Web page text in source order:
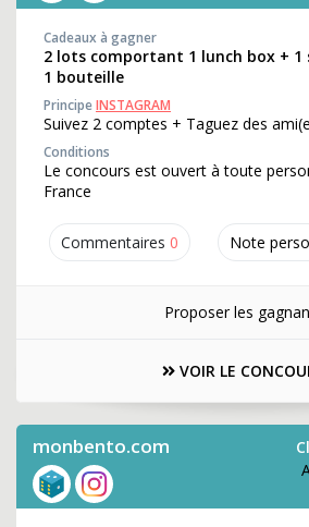
Commentaires 0 Note perso
Cadeaux à gagner
2 lots comportant 1 lunch box + 1
1 bouteille
PrincipeINSTAGRAM
Suivez 2 comptes + Taguez des
Conditions
Le concours est ouvert à toute
France
Proposer les
VOIR LE
monbento.com